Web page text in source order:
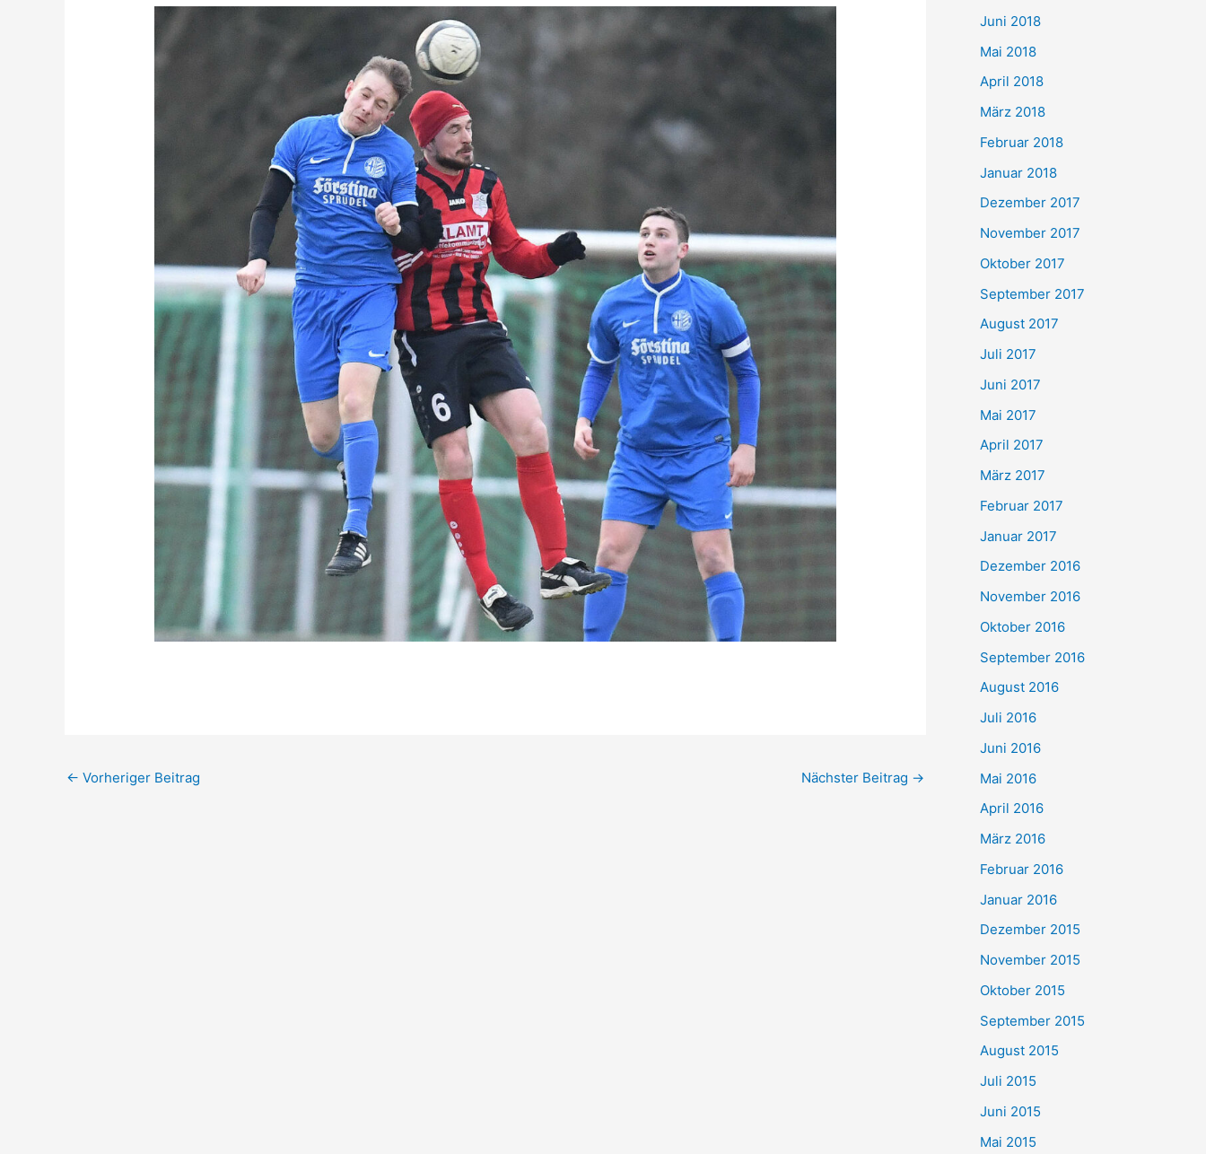
← Vorheriger Beitrag Nächster Beitrag →
Juni 2018
Mai 2018
April 2018
März 2018
Februar 2018
Januar 2018
Dezember 2017
November 2017
Oktober 2017
September 2017
August 2017
Juli 2017
Juni 2017
Mai 2017
April 2017
März 2017
Februar 2017
Januar 2017
Dezember 2016
November 2016
Oktober 2016
September 2016
August 2016
Juli 2016
Juni 2016
Mai 2016
April 2016
März 2016
Februar 2016
Januar 2016
Dezember 2015
November 2015
Oktober 2015
September 2015
August 2015
Juli 2015
Juni 2015
Mai 2015